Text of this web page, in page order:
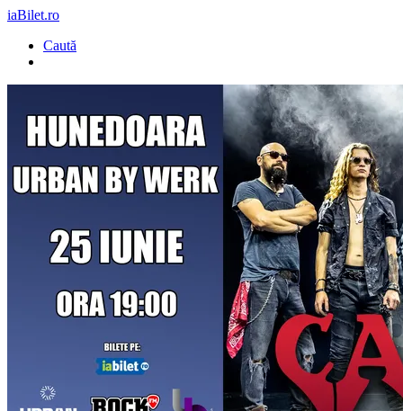
iaBilet.ro
Caută